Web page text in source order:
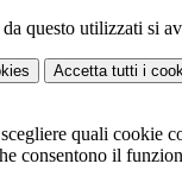
questo utilizzati si
Accetta tutti i
quali cookie
consentono il